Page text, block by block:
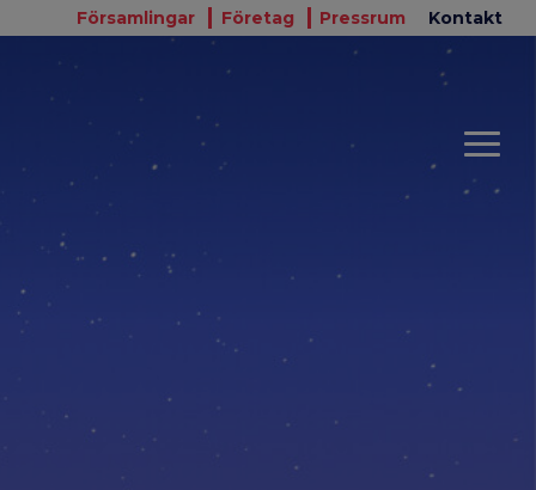
Församlingar Företag Pressrum Kontakt